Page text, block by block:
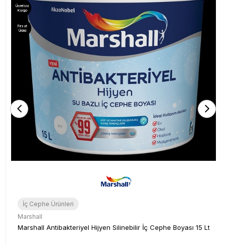
İç Cephe Ürünleri
Marshall
Marshall Antibakteriyel Hijyen Silinebilir İç Cephe Boyası 15 Lt
Ücretsiz
Kargo
Fırsat
Ürünü